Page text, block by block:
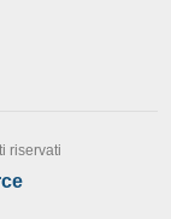
riservati